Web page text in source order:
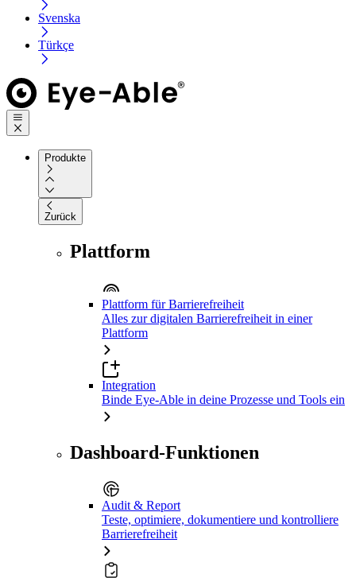
Svenska
Türkçe
Produkte
Zurück
Plattform
Plattform für Barrierefreiheit
Alles zur digitalen Barrierefreiheit in einer
Plattform
Integration
Binde Eye-Able in deine Prozesse und Tools ein
Dashboard-Funktionen
Audit & Report
Teste, optimiere, dokumentiere und kontrolliere
Barrierefreiheit